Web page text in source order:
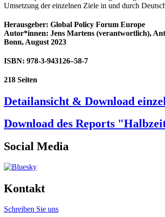
Umsetzung der einzelnen Ziele in und durch
Herausgeber: Global Policy Forum Europe
Autor*innen: Jens Martens (verantwortlich),
Bonn, August 2023
ISBN: 978-3-943126–58-7
218 Seiten
Detailansicht & Download
Download des Reports
Social Media
Kontakt
Schreiben Sie uns